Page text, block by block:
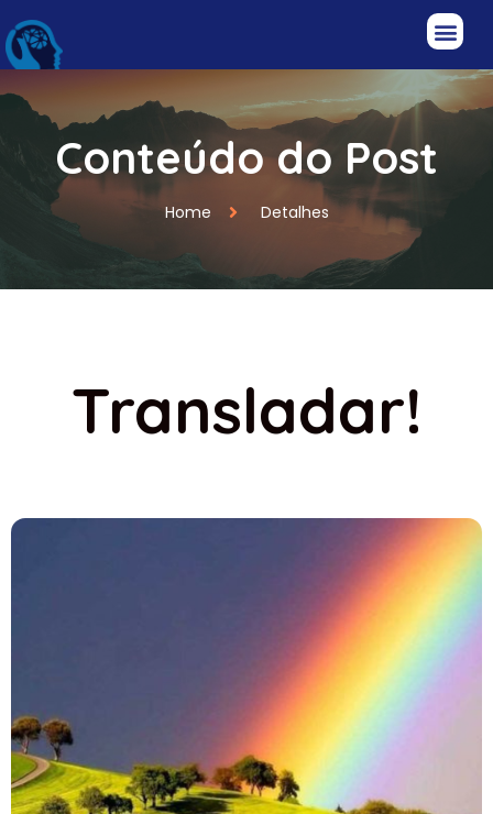
Conteúdo do Post
Home Detalhes
Transladar!